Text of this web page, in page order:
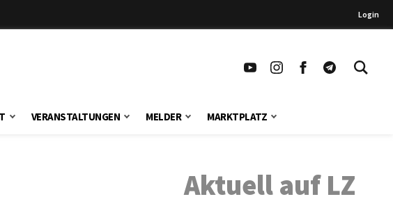
Login
VERANSTALTUNGEN MELDER MARKTPLATZ
Aktuell auf LZ